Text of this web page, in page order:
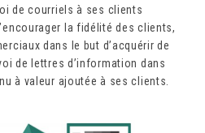
de courriels à ses clients
la fidélité des clients,
dans le but d’acquérir de
de lettres d’information dans
à valeur ajoutée à ses clients.